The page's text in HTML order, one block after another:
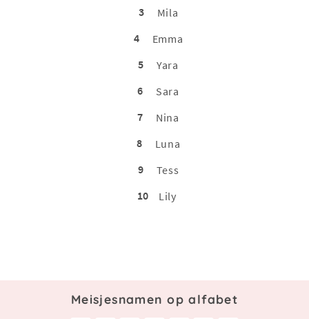
3
Mila
4
Emma
5
Yara
6
Sara
7
Nina
8
Luna
9
Tess
10
Lily
Meisjesnamen op alfabet